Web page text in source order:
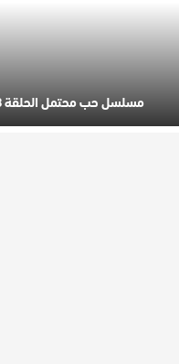
مسلسل حب محتمل الحلقة 3 مترجم